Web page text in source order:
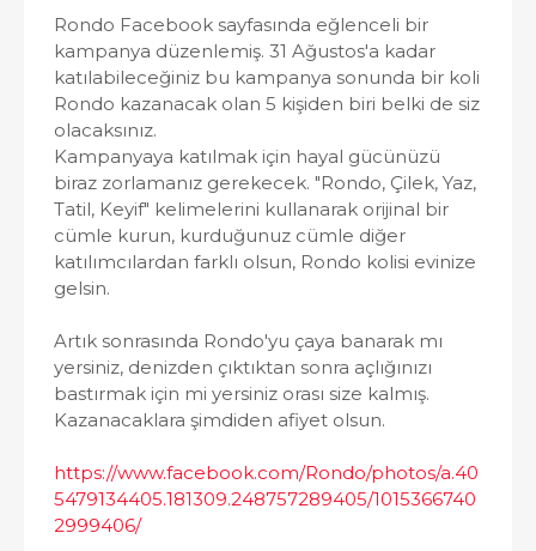
Rondo Facebook sayfasında eğlenceli bir
kampanya düzenlemiş. 31 Ağustos'a kadar
katılabileceğiniz bu kampanya sonunda bir koli
Rondo kazanacak olan 5 kişiden biri belki de siz
olacaksınız.
Kampanyaya katılmak için hayal gücünüzü
biraz zorlamanız gerekecek. "Rondo, Çilek, Yaz,
Tatil, Keyif" kelimelerini kullanarak orijinal bir
cümle kurun, kurduğunuz cümle diğer
katılımcılardan farklı olsun, Rondo kolisi evinize
gelsin.
Artık sonrasında Rondo'yu çaya banarak mı
yersiniz, denizden çıktıktan sonra açlığınızı
bastırmak için mi yersiniz orası size kalmış.
Kazanacaklara şimdiden afiyet olsun.
https://www.facebook.com/Rondo/photos/a.40
5479134405.181309.248757289405/1015366740
2999406/